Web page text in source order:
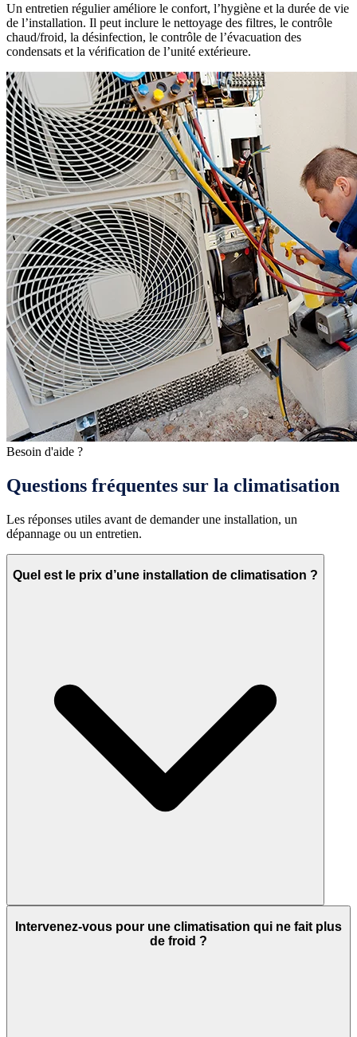
Un entretien régulier améliore le confort, l’hygiène et la durée de vie
de l’installation. Il peut inclure le nettoyage des filtres, le contrôle
chaud/froid, la désinfection, le contrôle de l’évacuation des
condensats et la vérification de l’unité extérieure.
Besoin d'aide ?
Questions fréquentes sur la climatisation
Les réponses utiles avant de demander une installation, un
dépannage ou un entretien.
Quel est le prix d’une installation de climatisation ?
Intervenez-vous pour une climatisation qui ne fait plus
de froid ?